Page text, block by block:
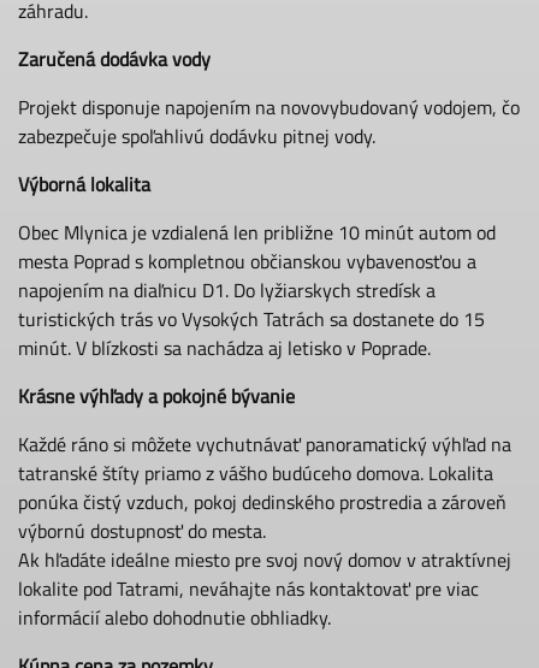
záhradu.
Zaručená dodávka vody
Projekt disponuje napojením na novovybudovaný vodojem, čo
zabezpečuje spoľahlivú dodávku pitnej vody.
Výborná lokalita
Obec Mlynica je vzdialená len približne 10 minút autom od
mesta Poprad s kompletnou občianskou vybavenosťou a
napojením na diaľnicu D1. Do lyžiarskych stredísk a
turistických trás vo Vysokých Tatrách sa dostanete do 15
minút. V blízkosti sa nachádza aj letisko v Poprade.
Krásne výhľady a pokojné bývanie
Každé ráno si môžete vychutnávať panoramatický výhľad na
tatranské štíty priamo z vášho budúceho domova. Lokalita
ponúka čistý vzduch, pokoj dedinského prostredia a zároveň
výbornú dostupnosť do mesta.
Ak hľadáte ideálne miesto pre svoj nový domov v atraktívnej
lokalite pod Tatrami, neváhajte nás kontaktovať pre viac
informácií alebo dohodnutie obhliadky.